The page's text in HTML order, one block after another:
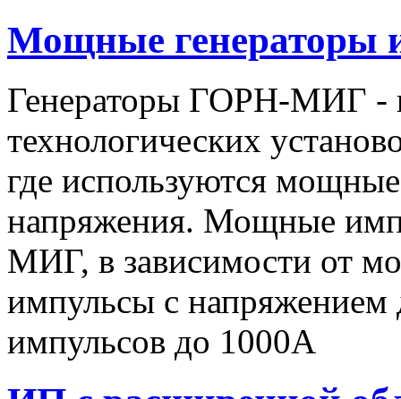
Мощные
Генераторы ГОРН-МИГ -
технологических
где используются
напряжения. Мощные
МИГ, в зависимости от
импульсы c
импульсов до 1000А